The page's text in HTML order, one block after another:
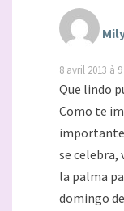
8 avril 2013 à
Que lindo
Como te
importante
se celebra,
la palma
domingo